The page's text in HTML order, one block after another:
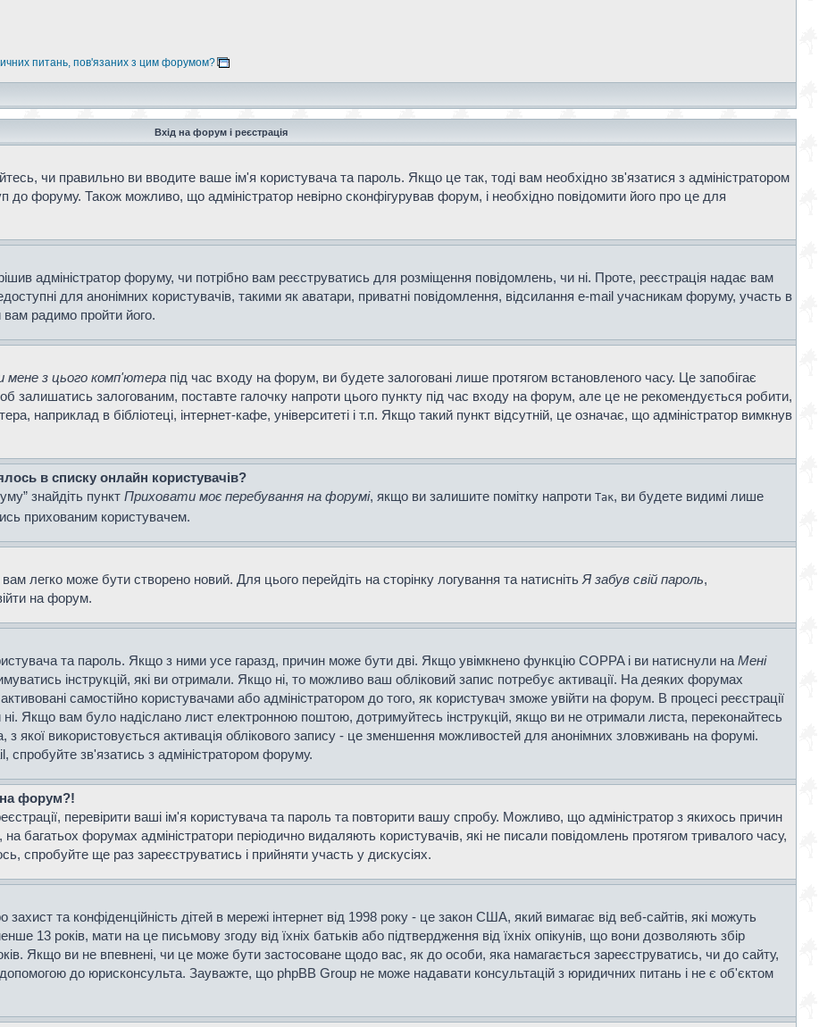
питань, пов'язаних з цим форумом?
Вхід на форум і реєстрація
чи правильно ви вводите ваше ім'я користувача та пароль. Якщо це так, тоді вам необхідно зв'язатися з адміністратором
форуму. Також можливо, що адміністратор невірно сконфігурував форум, і необхідно повідомити його про це для
адміністратор форуму, чи потрібно вам реєструватись для розміщення повідомлень, чи ні. Проте, реєстрація надає вам
для анонімних користувачів, такими як аватари, приватні повідомлення, відсилання e-mail учасникам форуму, участь в
вам радимо пройти його.
з цього комп'ютера під час входу на форум, ви будете залоговані лише протягом встановленого часу. Це запобігає
залишатись залогованим, поставте галочку напроти цього пункту під час входу на форум, але це не рекомендується робити,
наприклад в бібліотеці, інтернет-кафе, університеті і т.п. Якщо такий пункт відсутній, це означає, що адміністратор вимкнув
в списку онлайн користувачів?
знайдіть пункт Приховати моє перебування на форумі, якщо ви залишите помітку напроти Так, ви будете видимі лише
прихованим користувачем.
легко може бути створено новий. Для цього перейдіть на сторінку логування та натисніть Я забув свій пароль,
на форум.
та пароль. Якщо з ними усе гаразд, причин може бути дві. Якщо увімкнено функцію COPPA і ви натиснули на Мені
інструкцій, які ви отримали. Якщо ні, то можливо ваш обліковий запис потребує активації. На деяких форумах
самостійно користувачами або адміністратором до того, як користувач зможе увійти на форум. В процесі реєстрації
Якщо вам було надіслано лист електронною поштою, дотримуйтесь інструкцій, якщо ви не отримали листа, переконайтесь
якої використовується активація облікового запису - це зменшення можливостей для анонімних зловживань на форумі.
зв'язатись з адміністратором форуму.
на форум?!
перевірити ваші ім'я користувача та пароль та повторити вашу спробу. Можливо, що адміністратор з якихось причин
багатьох форумах адміністратори періодично видаляють користувачів, які не писали повідомлень протягом тривалого часу,
спробуйте ще раз зареєструватись і прийняти участь у дискусіях.
та конфіденційність дітей в мережі інтернет від 1998 року - це закон США, який вимагає від веб-сайтів, які можуть
13 років, мати на це письмову згоду від їхніх батьків або підтвердження від їхніх опікунів, що вони дозволяють збір
Якщо ви не впевнені, чи це може бути застосоване щодо вас, як до особи, яка намагається зареєструватись, чи до сайту,
до юрисконсульта. Зауважте, що phpBB Group не може надавати консультацій з юридичних питань і не є об'єктом